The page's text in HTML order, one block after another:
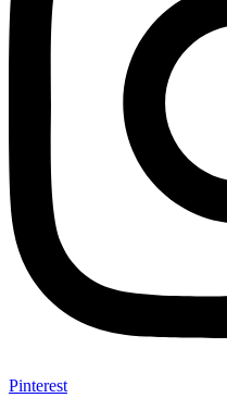
Pinterest